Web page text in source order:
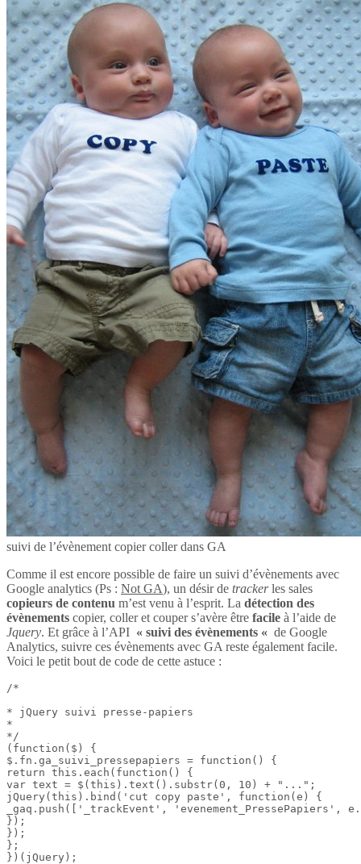
suivi de l’évènement copier coller dans GA
Comme il est encore possible de faire un suivi d’évènements avec
Google analytics (Ps : Not GA), un désir de trackerles sales
copieurs de contenu m’est venu à l’esprit. La détection des
évènements copier, coller et couper s’avère être facile à l’aide de
Jquery. Et grâce à l’API « suivi des évènements « de Google
Analytics, suivre ces évènements avec GA reste également facile.
Voici le petit bout de code de cette astuce :
/*
* jQuery suivi presse-papiers
*
*/
(function($) {
$.fn.ga_suivi_pressepapiers = function() {
return this.each(function() {
var text = $(this).text().substr(0, 10) + "...";
jQuery(this).bind('cut copy paste', function(e) {
_gaq.push(['_trackEvent', 'evenement_PressePapiers',
});
});
};
})(jQuery);